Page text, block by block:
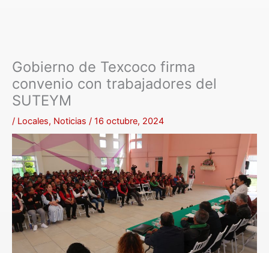
Gobierno de Texcoco firma
convenio con trabajadores del
SUTEYM
/ Locales, Noticias / 16 octubre, 2024